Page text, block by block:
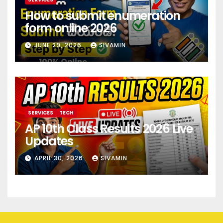
How to submit enumeration
form online 2026
JUNE 29, 2026 SIVAMIN
SERVICES TECH
AP 10th Class Results 2026 Live
Updates
APRIL 30, 2026 SIVAMIN